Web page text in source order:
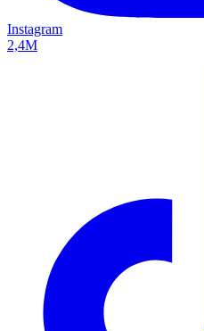
Instagram
2,4M